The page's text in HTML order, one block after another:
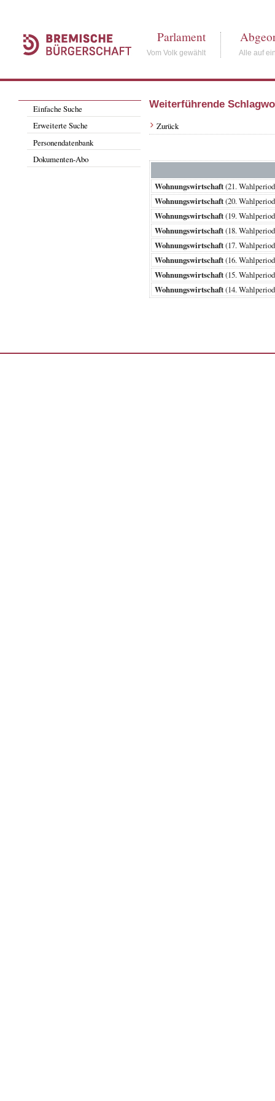
Parlament
Vom Volk gewählt Alle auf
Einfache Suche
Erweiterte Suche
Personendatenbank
Dokumenten-Abo
Weiterführende
Zurück
Wohnungswirtschaft(21.
Wohnungswirtschaft(20.
Wohnungswirtschaft(19.
Wohnungswirtschaft(18.
Wohnungswirtschaft(17.
Wohnungswirtschaft(16.
Wohnungswirtschaft(15.
Wohnungswirtschaft(14.